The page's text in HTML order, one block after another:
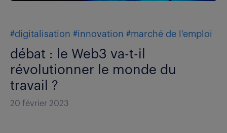
#digitalisation #innovation #marché de l'emploi
débat : le Web3 va-t-il
révolutionner le monde du
travail ?
20 février 2023